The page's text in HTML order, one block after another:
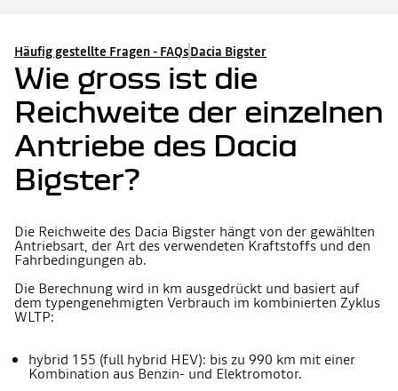
Häufig gestellte Fragen - FAQsDacia Bigster
Wie gross ist die
Reichweite der einzelnen
Antriebe des Dacia
Bigster?
Die Reichweite des Dacia Bigster hängt von der gewählten
Antriebsart, der Art des verwendeten Kraftstoffs und den
Fahrbedingungen ab.
Die Berechnung wird in km ausgedrückt und basiert auf
dem typengenehmigten Verbrauch im kombinierten Zyklus
WLTP:
hybrid 155 (full hybrid HEV): bis zu 990 km mit einer
Kombination aus Benzin- und Elektromotor.